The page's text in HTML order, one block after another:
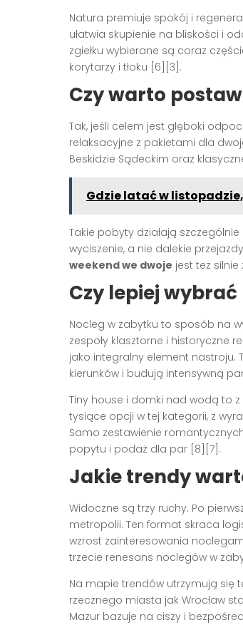
Natura premiuje spokój i
ułatwia skupienie na bliskości i
zgiełku wybierane są coraz
korytarzy i tłoku [6][3].
Czy warto
Tak, jeśli celem jest głęboki
relaksacyjne z pakietami dla
Beskidzie Sądeckim oraz
Gdzie latać w
Takie pobyty działają
wyciszenie, a nie dalekie
weekend we dwoje jest też
Czy lepiej
Nocleg w zabytku to sposób na
zespoły klasztorne i historyczne
jako integralny element nastroju.
kierunków i budują intensywną
Tiny house i domki nad wodą to
tysiące opcji w tej kategorii, z
Samo zestawienie
popytu i podaż dla par [8][7].
Jakie trendy
Widoczne są trzy ruchy. Po
metropolii. Ten format skraca
wzrost zainteresowania
trzecie renesans noclegów w
Na mapie trendów utrzymują się
rzecznego miasta jak Wrocław
Mazur bazuje na ciszy i